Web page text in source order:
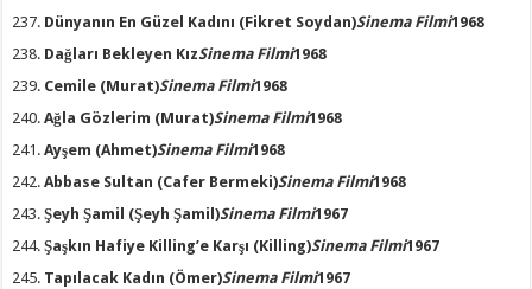
Dünyanın En Güzel Kadını (Fikret Soydan)Sinema Filmi1968
Dağları Bekleyen KızSinema Filmi1968
Cemile (Murat)Sinema Filmi1968
Ağla Gözlerim (Murat)Sinema Filmi1968
Ayşem (Ahmet)Sinema Filmi1968
Abbase Sultan (Cafer Bermeki)Sinema Filmi1968
Şeyh Şamil (Şeyh Şamil)Sinema Filmi1967
Şaşkın Hafiye Killing’e Karşı (Killing)Sinema Filmi1967
Tapılacak Kadın (Ömer)Sinema Filmi1967